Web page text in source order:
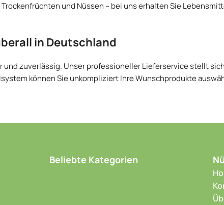
und Nüssen – bei uns erhalten Sie
in Deutschland
zuverlässig. Unser professioneller Lieferservice stellt
können Sie unkompliziert Ihre Wunschprodukte
Beliebte Kategorien